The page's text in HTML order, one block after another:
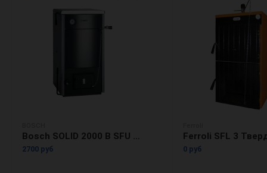
Bosch SOLID 2000 B SFU 12-1 HNS Твердотопливный котел
2700 руб 0 руб